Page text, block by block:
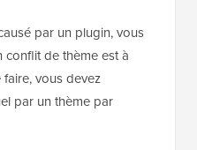
par un plugin, vous
conflit de thème est à
vous devez
par un thème par